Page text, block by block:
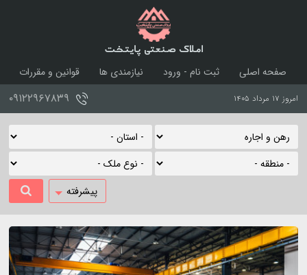
املاک صنعتی پایتخت
صفحه اصلی ثبت نام - ورود نیازمندی ها
قوانین و مقررات
امروز ۱۷ مرداد ۱۴۰۵ ۰۹۱۲۲۹۶۷۸۳۹
پیشرفته